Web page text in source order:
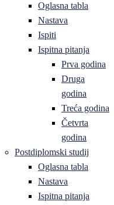
Oglasna tabla
Nastava
Ispiti
Ispitna pitanja
Prva godina
Druga
godina
Treća godina
Četvrta
godina
Postdiplomski studij
Oglasna tabla
Nastava
Ispitna pitanja